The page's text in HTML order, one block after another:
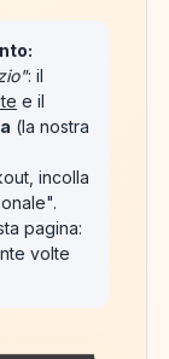
: il
e il
(la nostra
incolla
pagina:
volte